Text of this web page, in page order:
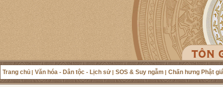
Trang chủ Văn hóa - Dân tộc - Lịch sử SOS & Suy ngẫm Chấn hưng Phật